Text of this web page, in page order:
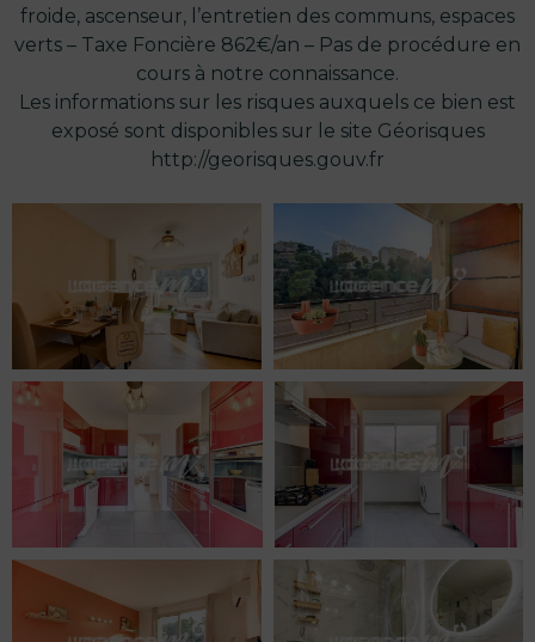
froide, ascenseur, l’entretien des communs, espaces
verts – Taxe Foncière 862€/an – Pas de procédure en
cours à notre connaissance.
Les informations sur les risques auxquels ce bien est
exposé sont disponibles sur le site Géorisques
http://georisques.gouv.fr